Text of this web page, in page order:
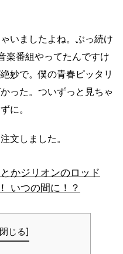
いましたよね。ぶっ続け
楽番組やってたんですけ
妙で。僕の青春ピッタリ
った。ついずっと見ちゃ
に。
文しました。
かジリオンのロッド
いつの間に！？
閉じる]